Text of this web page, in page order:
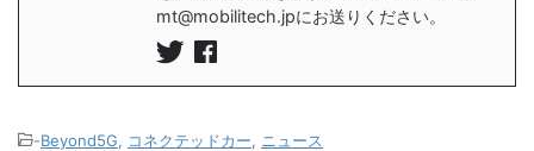
mt@mobilitech.jpにお送りください。
-Beyond5G コネクテッドカー
ニュース